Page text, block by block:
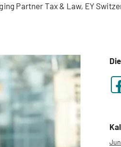
Partner Tax & Law, EY